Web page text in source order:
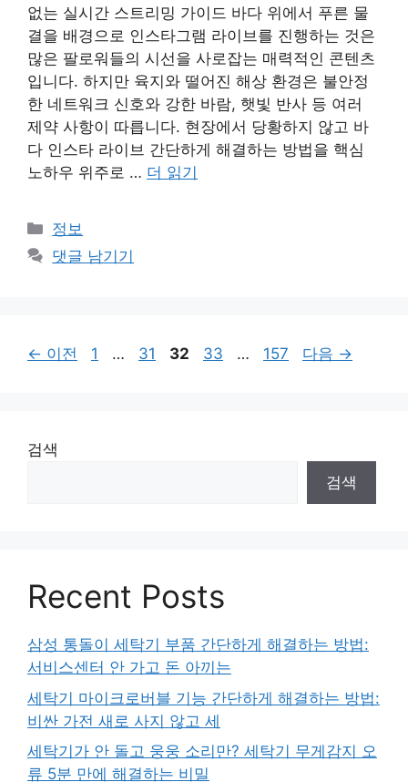
없는 실시간 스트리밍 가이드 바다 위에서 푸른 물
결을 배경으로 인스타그램 라이브를 진행하는 것은
많은 팔로워들의 시선을 사로잡는 매력적인 콘텐츠
입니다. 하지만 육지와 떨어진 해상 환경은 불안정
한 네트워크 신호와 강한 바람, 햇빛 반사 등 여러
제약 사항이 따릅니다. 현장에서 당황하지 않고 바
다 인스타 라이브 간단하게 해결하는 방법을 핵심
노하우 위주로 … 더 읽기
카
테
정보
댓글 남기기
← 이전
페
1 …
페
31
페
32
페
33 …
페
157 다음 →
검색
검색
Recent Posts
삼성 통돌이 세탁기 부품 간단하게 해결하는 방법:
서비스센터 안 가고 돈 아끼는
세탁기 마이크로버블 기능 간단하게 해결하는 방법:
비싼 가전 새로 사지 않고 세
세탁기가 안 돌고 웅웅 소리만? 세탁기 무게감지 오
류 5분 만에 해결하는 비밀